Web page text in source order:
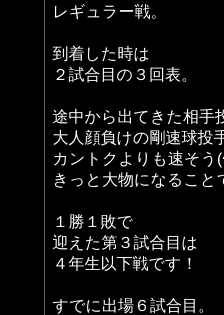
レギュラー戦。
到着した時は
２試合目の３回表。
途中から出てきた相手
大人顔負けの剛速球投
カントクよりも速そう
きっと大物になること
１勝１敗で
迎えた第３試合目は
４年生以下戦です！
すでに出場６試合目。